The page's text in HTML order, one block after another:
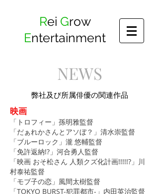
​Rei Grow
Entertainment
NEWS
​弊社及び所属俳優の関連作品
映画
「トロフィー」孫明雅監督
「だぁれかさんとアソぼ？」清水崇監督
「ブルーロック」瀧 悠輔監督
「免許返納!?」河合勇人監督
​「映画 おそ松さん 人類クズ化計画!!!!!?」川
村泰祐監督
「モブ子の恋」風間太樹監督
「TOKYO BURST-犯罪都市-」内田英治監督